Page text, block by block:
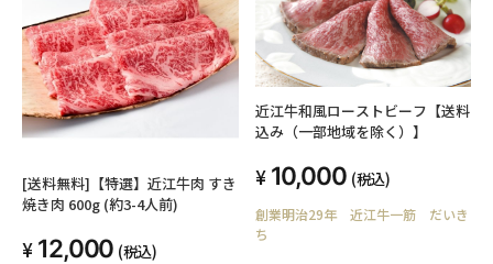
[送料無料]【特選】近江牛肉 すき
焼き肉 600g (約3-4人前)
12,000 (税込)
近江牛和風ローストビーフ【送料
込み（一部地域を除く）】
10,000 (税込)
創業明治29年 近江牛一筋 だいき
ち